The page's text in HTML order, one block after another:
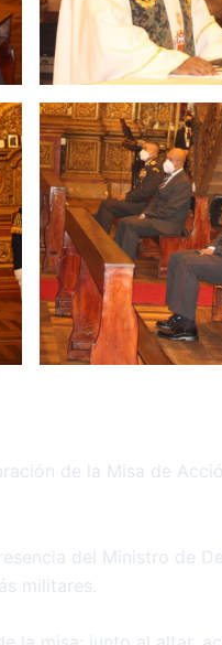
de la Misa de
del Ministro de
militares.